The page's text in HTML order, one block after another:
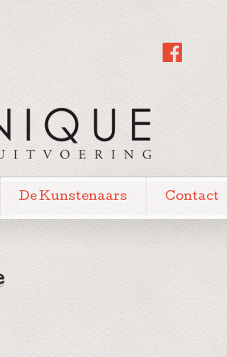
De Kunstenaars Contact